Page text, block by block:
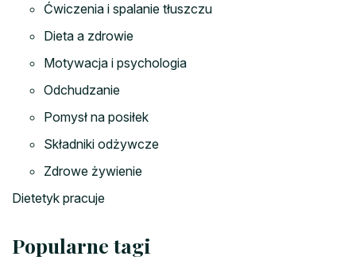
Ćwiczenia i spalanie tłuszczu
Dieta a zdrowie
Motywacja i psychologia
Odchudzanie
Pomysł na posiłek
Składniki odżywcze
Zdrowe żywienie
Dietetyk pracuje
Popularne tagi